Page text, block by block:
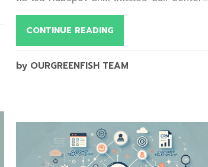
CONTINUE READING
by OURGREENFISH TEAM